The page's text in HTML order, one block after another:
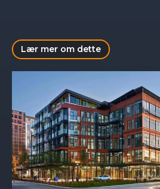
Lær mer om dette